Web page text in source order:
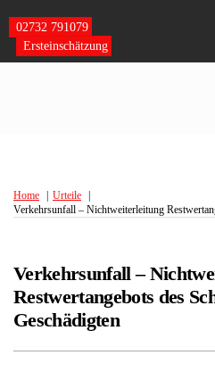
content
02732 791079
Ersteinschätzung
Home
Urteile
Verkehrsunfall – Nichtweiterleitung
Verkehrsunfall –
Restwertangebots des
Geschädigten